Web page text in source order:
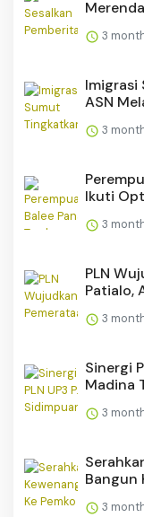
3
Imigrasi
ASN
3
Ikuti
3
PLN
Patialo,
3
Sinergi
Madina
3
Bangun
3